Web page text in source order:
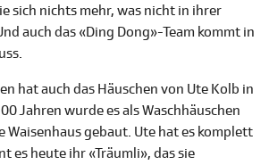
sich nichts mehr, was nicht in ihrer
auch das «Ding Dong»-Team kommt in
hat auch das Häuschen von Ute Kolb in
Jahren wurde es als Waschhäuschen
Waisenhaus gebaut. Ute hat es komplett
es heute ihr «Träumli», das sie